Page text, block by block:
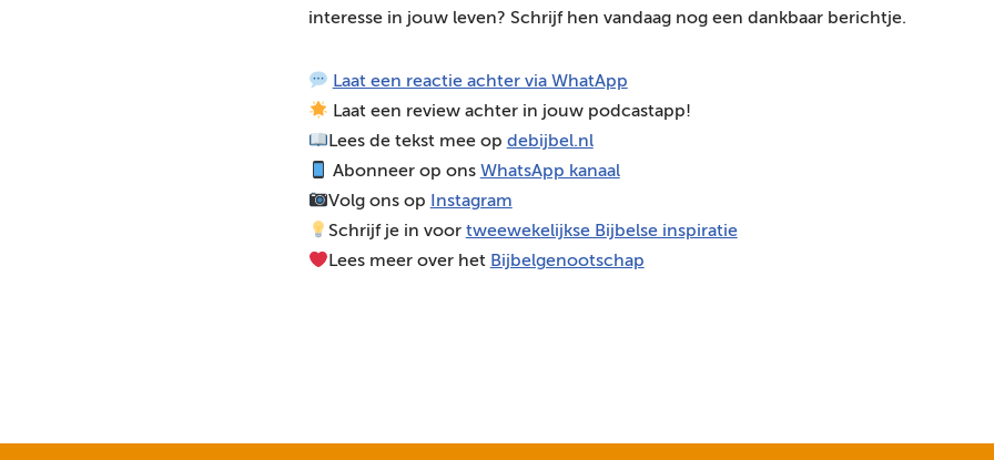
p
e
r
interesse in jouw leven? Schrijf hen vandaag nog een dankbaar berichtje.
Laat een reactie achter via WhatApp
Laat een review achter in jouw podcastapp!
Lees de tekst mee op debijbel.nl
Abonneer op ons WhatsApp kanaal
Volg ons op
Instagram
Schrijf je in voor tweewekelijkse Bijbelse inspiratie
Lees meer over het Bijbelgenootschap